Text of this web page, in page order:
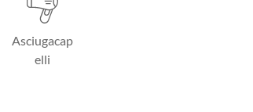
Asciugacap
elli